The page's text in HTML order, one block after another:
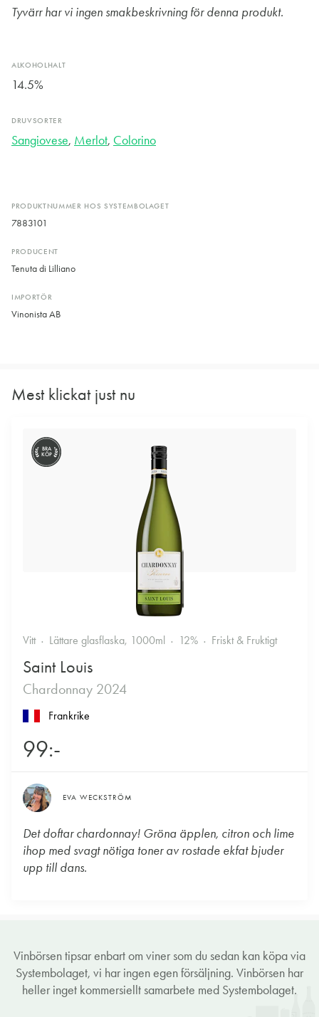
PRODUKTNUMMER HOS SYSTEMBOLAGET
7883101
PRODUCENT
Tenuta di Lilliano
IMPORTÖR
Vinonista AB
Tyvärr har vi ingen smakbeskrivning för denna produkt.
ALKOHOLHALT
14.5%
DRUVSORTER
Sangiovese, Merlot, Colorino
Mest klickat just nu
BRA
KÖP
Vitt Lättare glasflaska, 1000ml 12% Friskt & Fruktigt
Saint Louis
Chardonnay 2024
Frankrike
99:-
EVA WECKSTRÖM
Det doftar chardonnay! Gröna äpplen, citron och lime
ihop med svagt nötiga toner av rostade ekfat bjuder
upp till dans.
Vinbörsen tipsar enbart om viner som du sedan kan köpa via
Systembolaget, vi har ingen egen försäljning. Vinbörsen har
heller inget kommersiellt samarbete med Systembolaget.